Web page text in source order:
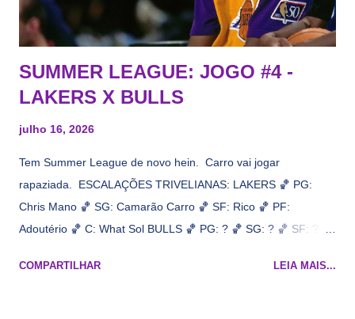
Draymond Green enquanto chora pro Cavs contrat...
SUMMER LEAGUE: JOGO #4 -
LAKERS X BULLS
julho 16, 2026
Tem Summer League de novo hein. Carro vai jogar
rapaziada. ESCALAÇÕES TRIVELIANAS: LAKERS 🏀 PG:
Chris Mano 🏀 SG: Camarão Carro 🏀 SF: Rico 🏀 PF:
Adoutério 🏀 C: What Sol BULLS 🏀 PG: ? 🏀 SG: ? 🏀 SF: ? 🏀
19h00 Local: Las Vegas Transmissão: NBA League Pass,
COMPARTILHAR LEIA MAIS...